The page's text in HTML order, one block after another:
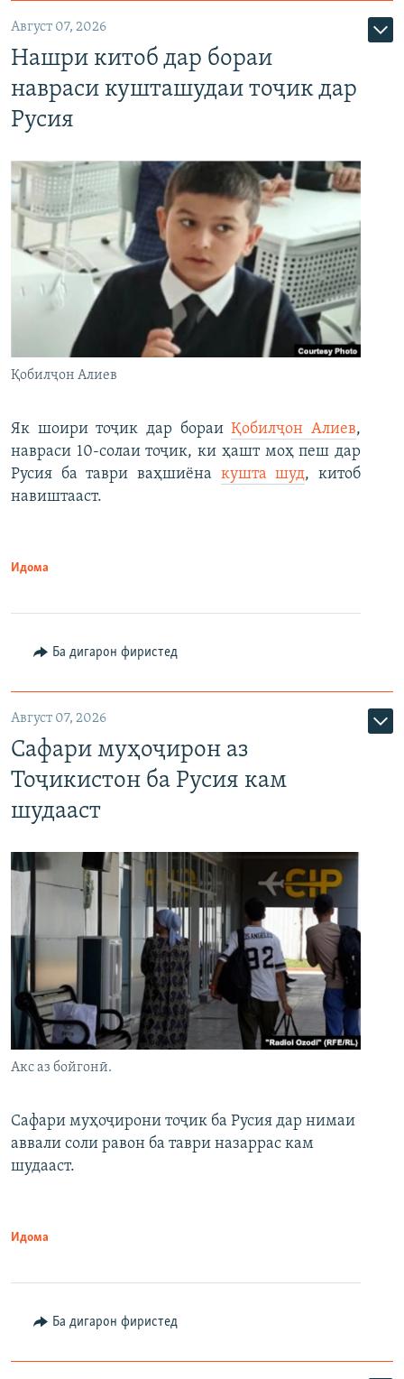
Август 07, 2026
Нашри китоб дар бораи
навраси кушташудаи тоҷик дар
Русия
Қобилҷон Алиев
Як шоири тоҷик дар бораиҚобилҷон Алиев,
навраси 10-солаи тоҷик, ки ҳашт моҳ пеш дар
Русия ба таври ваҳшиёна кушта шуд, китоб
навиштааст.
Идома
Ба дигарон фиристед
Август 07, 2026
Сафари муҳоҷирон аз
Тоҷикистон ба Русия кам
шудааст
Акс аз бойгонӣ.
Сафари муҳоҷирони тоҷик ба Русия дар нимаи
аввали соли равон ба таври назаррас кам
шудааст.
Идома
Ба дигарон фиристед